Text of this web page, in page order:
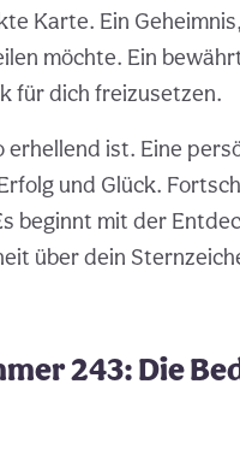
Karte. Ein
möchte. Ein
für dich freizusetzen.
erhellend ist. Eine
und Glück.
beginnt mit der
über dein
243: Die